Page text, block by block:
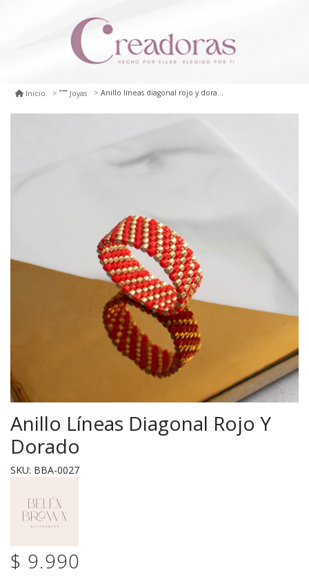
Inicio Joyas Anillo líneas diagonal rojo y dorado
Anillo Líneas Diagonal Rojo Y
Dorado
SKU: BBA-0027
$ 9.990